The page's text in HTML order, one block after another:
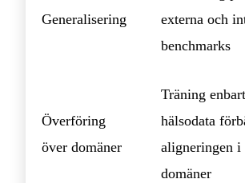
Generalisering
externa och
benchmarks
Överföring
över domäner
Träning
hälsodata
aligneringen i
domäner